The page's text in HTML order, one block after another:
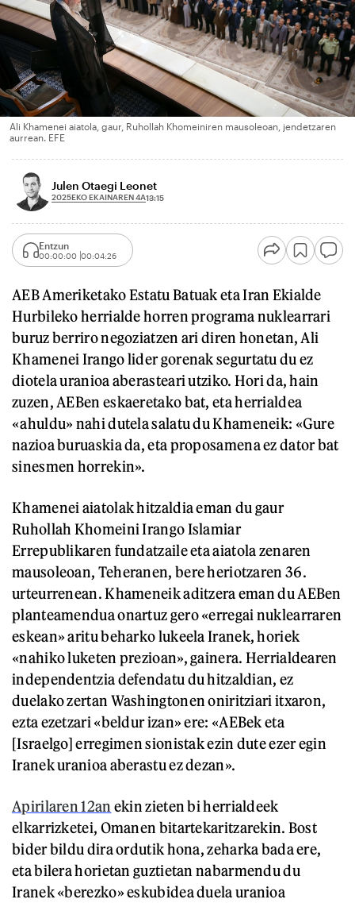
Ali Khamenei aiatola, gaur, Ruhollah Khomeiniren mausoleoan, jendetzaren
aurrean. EFE
Julen Otaegi Leonet
2025EKO EKAINAREN 4A13:15
Entzun
00:00:00 00:04:26
AEB Ameriketako Estatu Batuak eta Iran Ekialde
Hurbileko herrialde horren programa nuklearrari
buruz berriro negoziatzen ari diren honetan, Ali
Khamenei Irango lider gorenak segurtatu du ez
diotela uranioa aberasteari utziko. Hori da, hain
zuzen, AEBen eskaeretako bat, eta herrialdea
«ahuldu» nahi dutela salatu du Khameneik: «Gure
nazioa buruaskia da, eta proposamena ez dator bat
sinesmen horrekin».
Khamenei aiatolak hitzaldia eman du gaur
Ruhollah Khomeini Irango Islamiar
Errepublikaren fundatzaile eta aiatola zenaren
mausoleoan, Teheranen, bere heriotzaren 36.
urteurrenean. Khameneik aditzera eman du AEBen
planteamendua onartuz gero «erregai nuklearraren
eskean» aritu beharko lukeela Iranek, horiek
«nahiko luketen prezioan», gainera. Herrialdearen
independentzia defendatu du hitzaldian, ez
duelako zertan Washingtonen oniritziari itxaron,
ezta ezetzari «beldur izan» ere: «AEBek eta
[Israelgo] erregimen sionistak ezin dute ezer egin
Iranek uranioa aberastu ez dezan».
Apirilaren 12an ekin zieten bi herrialdeek
elkarrizketei, Omanen bitartekaritzarekin. Bost
bider bildu dira ordutik hona, zeharka bada ere,
eta bilera horietan guztietan nabarmendu du
Iranek «berezko» eskubidea duela uranioa